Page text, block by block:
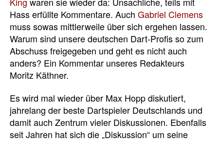
Hass erfüllte Kommentare. Auch Gabriel Clemens
muss sowas mittlerweile über sich ergehen lassen.
Warum sind unsere deutschen Dart-Profis so zum
Abschuss freigegeben und geht es nicht auch
anders? Ein Kommentar unseres Redakteurs
Moritz Käthner.
Es wird mal wieder über Max Hopp diskutiert,
jahrelang der beste Dartspieler Deutschlands und
damit auch Zentrum vieler Diskussionen. Ebenfalls
seit Jahren hat sich die „Diskussion“ um seine